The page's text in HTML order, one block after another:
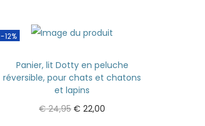
-12%
Panier, lit Dotty en peluche
réversible, pour chats et chatons
et lapins
€24,95 € 22,00